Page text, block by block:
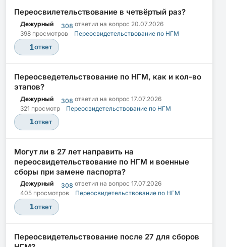
Переосвилетельствование в четвёртый раз?
Дежурный 308 ответил на вопрос 20.07.2026
398 просмотров
Переосвидетельствование по НГМ
1ответ
Переосведетельствование по НГМ, как и кол-во
этапов?
Дежурный 308 ответил на вопрос 17.07.2026
321 просмотр
Переосвидетельствование по НГМ
1ответ
Могут ли в 27 лет направить на
переосвидетельствование по НГМ и военные
сборы при замене паспорта?
Дежурный 308 ответил на вопрос 17.07.2026
405 просмотров
Переосвидетельствование по НГМ
1ответ
Переосвидетельствование после 27 для сборов